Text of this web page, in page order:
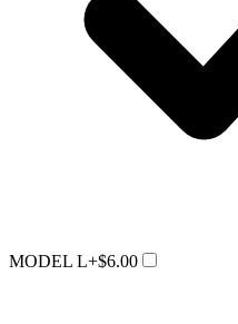
MODEL L+$6.00